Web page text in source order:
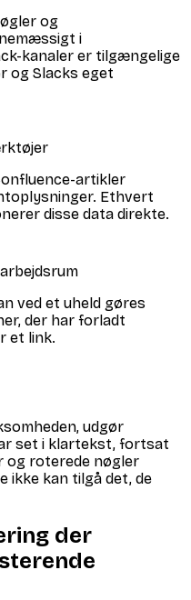
og
i
kanaler er tilgængelige
og Slacks eget
artikler
Ethvert
disse data direkte.
ved et uheld gøres
der har forladt
et link.
udgør
set i klartekst, fortsat
og roterede nøgler
ikke kan tilgå det, de
der